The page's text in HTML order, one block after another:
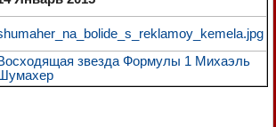
звезда Формулы 1 Михаэль